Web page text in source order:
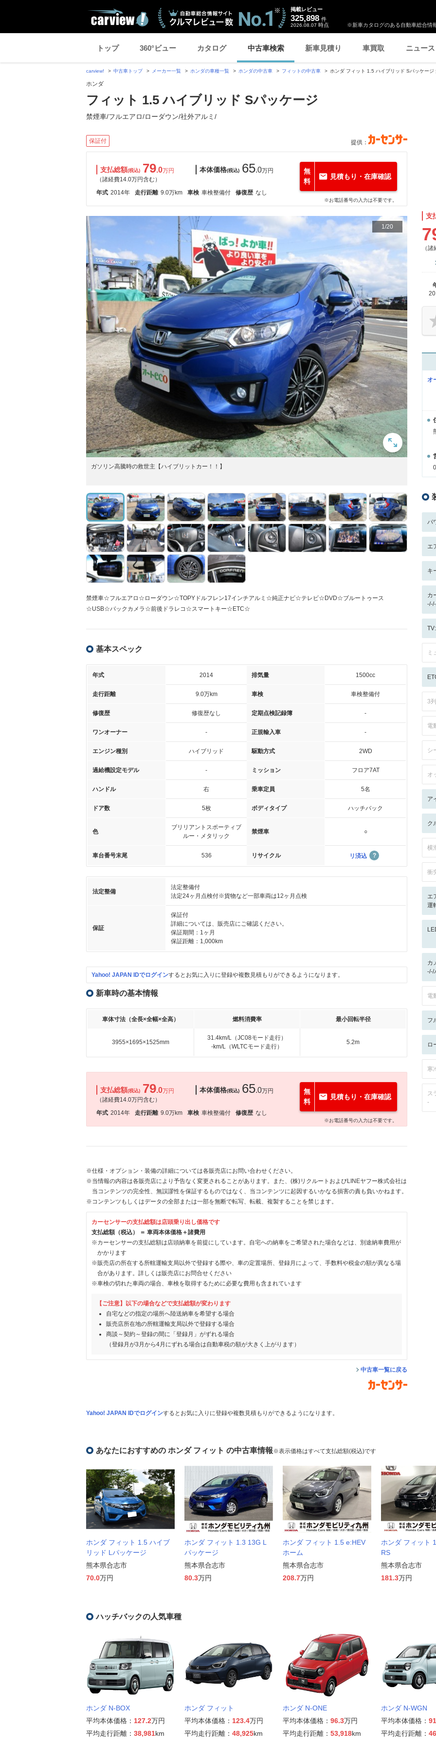
※新車カタログのある自動車総合情
掲載レビュー
325,898 件
2026.08.07 時点
トップ 360°ビュー カタログ 中古車検索 新車見積り 車買取 ニュース
carview! 中古車トップ メーカー一覧 ホンダの車種一覧 ホンダの中古車 フィットの中古車 ホンダ フィット 1.5 ハイブリッド Sパッケー
ホンダ
フィット 1.5 ハイブリッド Sパッケージ
禁煙車/フルエアロ/ローダウン/社外アルミ/
保証付 提供：
支払総額(税込) 79.0万円
（諸経費14.0万円含む）
本体価格(税込) 65.0万円
年式 2014年 走行距離 9.0万km 車検 車検整備付 修復歴 なし
無
料
見積もり・在庫確認
※お電話番号の入力は不要です。
1/20
ガソリン高騰時の救世主【ハイブリットカー！！】
禁煙車☆フルエアロ☆ローダウン☆TOPYドルフレン17インチアルミ☆純正ナビ☆テレビ☆DVD☆ブルートゥース
☆USB☆バックカメラ☆前後ドラレコ☆スマートキー☆ETC☆
基本スペック
年式 2014 排気量 1500cc
走行距離 9.0万km 車検 車検整備付
修復歴 修復歴なし 定期点検記録簿 -
ワンオーナー - 正規輸入車 -
エンジン種別 ハイブリッド 駆動方式 2WD
過給機設定モデル - ミッション フロア7AT
ハンドル 右 乗車定員 5名
ドア数 5枚 ボディタイプ ハッチバック
色
ブリリアントスポーティブ
ルー・メタリック
禁煙車 ○
車台番号末尾 536 リサイクル リ済込
法定整備
法定整備付
法定24ヶ月点検付※貨物など一部車両は12ヶ月点検
保証
保証付
詳細については、販売店にご確認ください。
保証期間：1ヶ月
保証距離：1,000km
Yahoo! JAPAN IDでログインするとお気に入りに登録や複数見積もりができるようになります。
新車時の基本情報
車体寸法（全長×全幅×全高） 燃料消費率 最小回転半径
3955×1695×1525mm
31.4km/L（JC08モード走行）
-km/L（WLTCモード走行）
5.2m
支払総額(税込) 79.0万円
（諸経費14.0万円含む）
本体価格(税込) 65.0万円
年式 2014年 走行距離 9.0万km 車検 車検整備付 修復歴 なし
無
料
見積もり・在庫確認
※お電話番号の入力は不要です。
※仕様・オプション・装備の詳細については各販売店にお問い合わせください。
※当情報の内容は各販売店により予告なく変更されることがあります。また、(株)リクルートおよびLINEヤフー株式会社は
当コンテンツの完全性、無誤謬性を保証するものではなく、当コンテンツに起因するいかなる損害の責も負いかねます。
※コンテンツもしくはデータの全部または一部を無断で転写、転載、複製することを禁じます。
カーセンサーの支払総額は店頭乗り出し価格です
支払総額（税込） ＝ 車両本体価格＋諸費用
※カーセンサーの支払総額は店頭納車を前提にしています。自宅への納車をご希望された場合などは、別途納車費用が
かかります
※販売店の所在する所轄運輸支局以外で登録する際や、車の定置場所、登録月によって、手数料や税金の額が異なる場
合があります。詳しくは販売店にお問合せください
※車検の切れた車両の場合、車検を取得するために必要な費用も含まれています
【ご注意】以下の場合などで支払総額が変わります
自宅などの指定の場所へ陸送納車を希望する場合
販売店所在地の所轄運輸支局以外で登録する場合
商談～契約～登録の間に「登録月」がずれる場合
（登録月が3月から4月にずれる場合は自動車税の額が大きく上がります）
中古車一覧に戻る
Yahoo! JAPAN IDでログインするとお気に入りに登録や複数見積もりができるようになります。
支
（
オ
パ
エ
キ
カ
ミ
3
電
シ
オ
ア
ク
横
衝
エ
運
カ
-/-/
電
フ
ロ
寒
ス
-
あなたにおすすめの ホンダ フィット の中古車情報※表示価格はすべて支払総額(税込)です
ホンダ フィット 1.5 ハイブ
リッド Lパッケージ
熊本県合志市
70.0万円
ホンダ フィット 1.3 13G L
パッケージ
熊本県合志市
80.3万円
ホンダ フィット 1.5 e:HEV
ホーム
熊本県合志市
208.7万円
ホンダ フィット
RS
熊本県合志市
181.3万円
ハッチバックの人気車種
ホンダ N-BOX
平均本体価格： 127.2万円
平均走行距離： 38,981km
ホンダ フィット
平均本体価格： 123.4万円
平均走行距離： 48,925km
ホンダ N-ONE
平均本体価格： 96.3万円
平均走行距離： 53,918km
ホンダ N-WGN
平均本体価格：
平均走行距離：